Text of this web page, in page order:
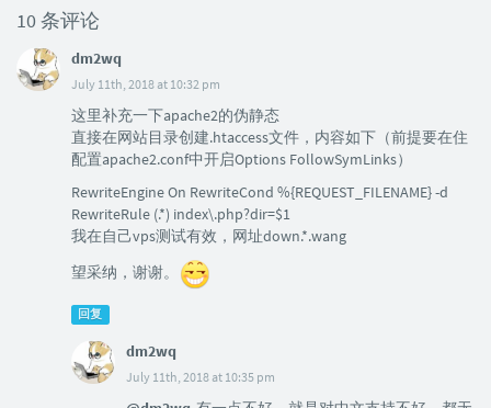
10 条评论
dm2wq
July 11th, 2018 at 10:32 pm
这里补充一下apache2的伪静态
直接在网站目录创建.htaccess文件，内容如下（前提要在住
配置apache2.conf中开启Options FollowSymLinks）
RewriteEngine On RewriteCond %{REQUEST_FILENAME} -d
RewriteRule (.*) index\.php?dir=$1
我在自己vps测试有效，网址down.*.wang
望采纳，谢谢。
回复
dm2wq
July 11th, 2018 at 10:35 pm